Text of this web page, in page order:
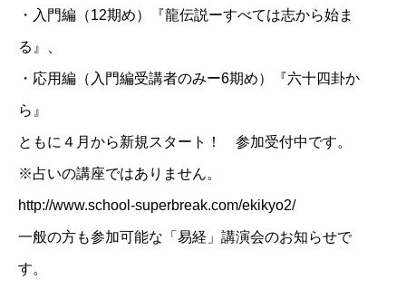
・入門編（12期め）『龍伝説ーすべては志から始ま
る』、
・応用編（入門編受講者のみー6期め）『六十四卦か
ら』
ともに４月から新規スタート！ 参加受付中です。
※占いの講座ではありません。
http://www.school-superbreak.com/ekikyo2/
一般の方も参加可能な「易経」講演会のお知らせで
す。